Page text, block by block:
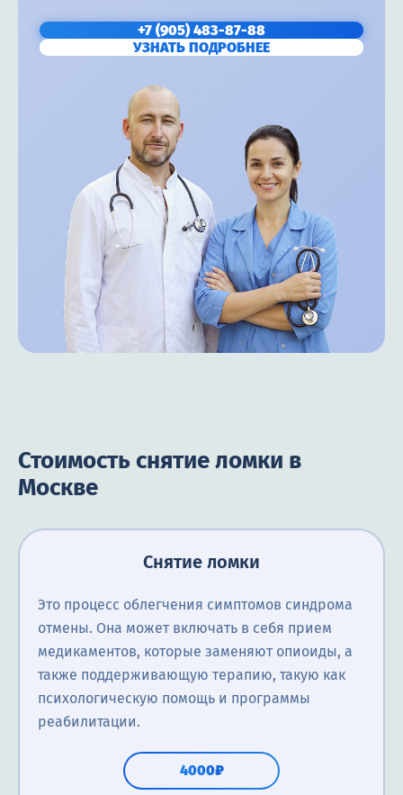
+7 (905) 483-87-88
УЗНАТЬ ПОДРОБНЕЕ
Стоимость снятие ломки в
Москве
Снятие ломки
Это процесс облегчения симптомов синдрома
отмены. Она может включать в себя прием
медикаментов, которые заменяют опиоиды, а
также поддерживающую терапию, такую как
психологическую помощь и программы
реабилитации.
4000₽